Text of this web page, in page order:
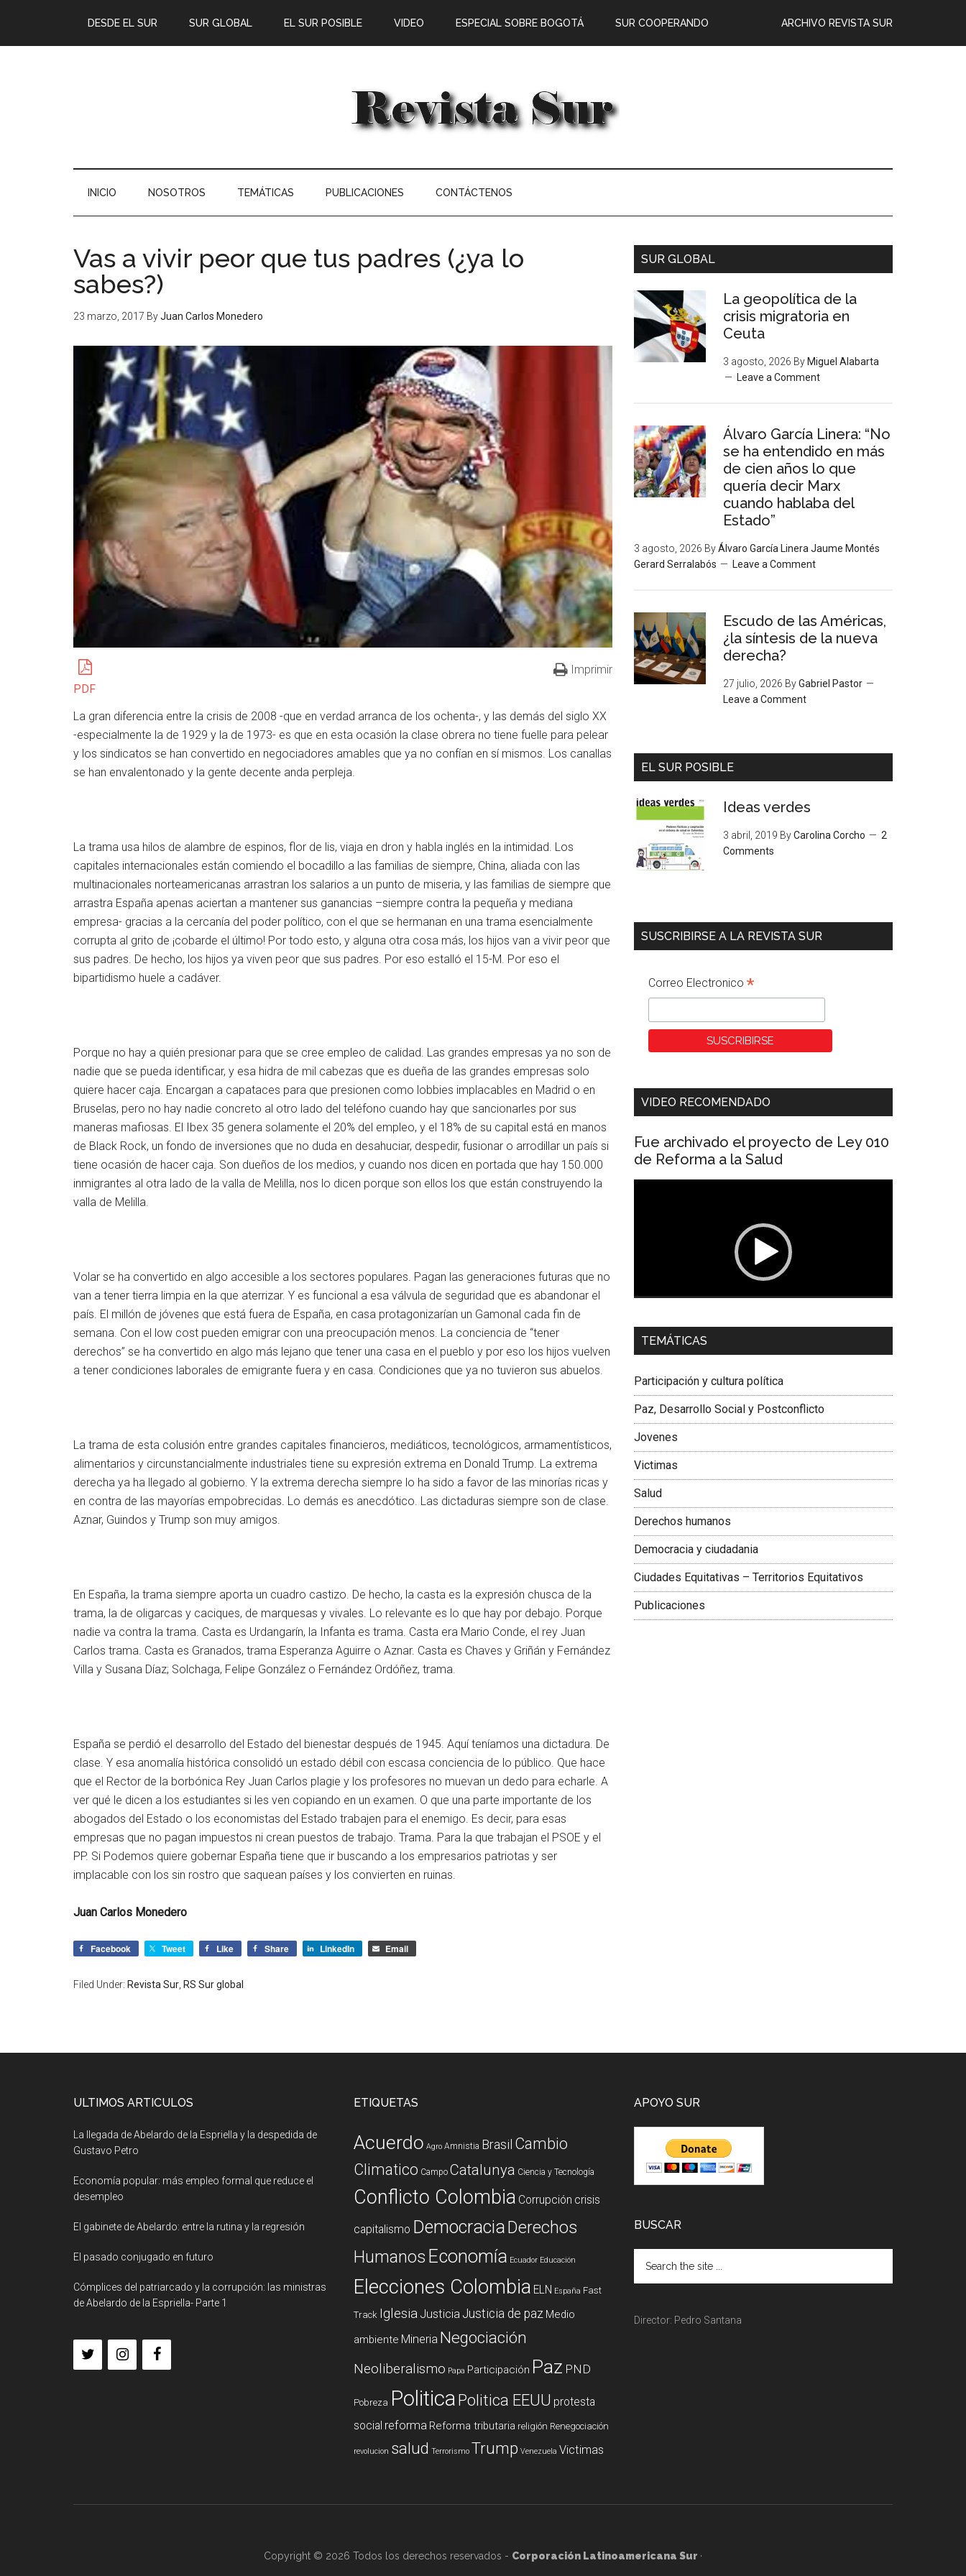
DESDE EL SUR SUR GLOBAL EL SUR POSIBLE ARCHIVO REVISTA SUR
VIDEO ESPECIAL SOBRE BOGOTÁ SUR COOPERANDO
INICIO NOSOTROS TEMÁTICAS PUBLICACIONES CONTÁCTENOS
Vas a vivir peor que tus padres (¿ya lo
sabes?)
23 marzo, 2017 ByJuan Carlos Monedero
PDF
Imprimir
La gran diferencia entre la crisis de 2008 -que en verdad arranca de los ochenta-, y las demás del siglo XX
-especialmente la de 1929 y la de 1973- es que en esta ocasión la clase obrera no tiene fuelle para pelear
y los sindicatos se han convertido en negociadores amables que ya no confían en sí mismos. Los canallas
se han envalentonado y la gente decente anda perpleja.
La trama usa hilos de alambre de espinos, flor de lis, viaja en dron y habla inglés en la intimidad. Los
capitales internacionales están comiendo el bocadillo a las familias de siempre, China, aliada con las
multinacionales norteamericanas arrastran los salarios a un punto de miseria, y las familias de siempre que
arrastra España apenas aciertan a mantener sus ganancias –siempre contra la pequeña y mediana
empresa- gracias a la cercanía del poder político, con el que se hermanan en una trama esencialmente
corrupta al grito de ¡cobarde el último! Por todo esto, y alguna otra cosa más, los hijos van a vivir peor que
sus padres. De hecho, los hijos ya viven peor que sus padres. Por eso estalló el 15-M. Por eso el
bipartidismo huele a cadáver.
Porque no hay a quién presionar para que se cree empleo de calidad. Las grandes empresas ya no son de
nadie que se pueda identificar, y esa hidra de mil cabezas que es dueña de las grandes empresas solo
quiere hacer caja. Encargan a capataces para que presionen como lobbies implacables en Madrid o en
Bruselas, pero no hay nadie concreto al otro lado del teléfono cuando hay que sancionarles por sus
maneras mafiosas. El Ibex 35 genera solamente el 20% del empleo, y el 18% de su capital está en manos
de Black Rock, un fondo de inversiones que no duda en desahuciar, despedir, fusionar o arrodillar un país si
tiene ocasión de hacer caja. Son dueños de los medios, y cuando nos dicen en portada que hay 150.000
inmigrantes al otra lado de la valla de Melilla, nos lo dicen porque son ellos los que están construyendo la
valla de Melilla.
Volar se ha convertido en algo accesible a los sectores populares. Pagan las generaciones futuras que no
van a tener tierra limpia en la que aterrizar. Y es funcional a esa válvula de seguridad que es abandonar el
país. El millón de jóvenes que está fuera de España, en casa protagonizarían un Gamonal cada fin de
semana. Con el low cost pueden emigrar con una preocupación menos. La conciencia de “tener
derechos” se ha convertido en algo más lejano que tener una casa en el pueblo y por eso los hijos vuelven
a tener condiciones laborales de emigrante fuera y en casa. Condiciones que ya no tuvieron sus abuelos.
La trama de esta colusión entre grandes capitales financieros, mediáticos, tecnológicos, armamentísticos,
alimentarios y circunstancialmente industriales tiene su expresión extrema en Donald Trump. La extrema
derecha ya ha llegado al gobierno. Y la extrema derecha siempre lo ha sido a favor de las minorías ricas y
en contra de las mayorías empobrecidas. Lo demás es anecdótico. Las dictaduras siempre son de clase.
Aznar, Guindos y Trump son muy amigos.
En España, la trama siempre aporta un cuadro castizo. De hecho, la casta es la expresión chusca de la
trama, la de oligarcas y caciques, de marquesas y vivales. Lo relevante es lo que hay por debajo. Porque
nadie va contra la trama. Casta es Urdangarín, la Infanta es trama. Casta era Mario Conde, el rey Juan
Carlos trama. Casta es Granados, trama Esperanza Aguirre o Aznar. Casta es Chaves y Griñán y Fernández
Villa y Susana Díaz; Solchaga, Felipe González o Fernández Ordóñez, trama.
España se perdió el desarrollo del Estado del bienestar después de 1945. Aquí teníamos una dictadura. De
clase. Y esa anomalía histórica consolidó un estado débil con escasa conciencia de lo público. Que hace
que el Rector de la borbónica Rey Juan Carlos plagie y los profesores no muevan un dedo para echarle. A
ver qué le dicen a los estudiantes si les ven copiando en un examen. O que una parte importante de los
abogados del Estado o los economistas del Estado trabajen para el enemigo. Es decir, para esas
empresas que no pagan impuestos ni crean puestos de trabajo. Trama. Para la que trabajan el PSOE y el
PP. Si Podemos quiere gobernar España tiene que ir buscando a los empresarios patriotas y ser
implacable con los sin rostro que saquean países y los convierten en ruinas.
Juan Carlos Monedero
Facebook Tweet Like Share LinkedIn Email
Filed Under: Revista Sur RS Sur global
SUR GLOBAL
La geopolítica de la
crisis migratoria en
Ceuta
3 agosto, 2026 By Miguel Alabarta
Leave a Comment
Álvaro García Linera: “No
se ha entendido en más
de cien años lo que
quería decir Marx
cuando hablaba del
Estado”
3 agosto, 2026 ByÁlvaro García Linera Jaume Montés
Gerard Serralabós
Leave a Comment
Escudo de las Américas,
¿la síntesis de la nueva
derecha?
27 julio, 2026 ByGabriel Pastor
Leave a Comment
EL SUR POSIBLE
Ideas verdes
3 abril, 2019 ByCarolina Corcho
2
Comments
SUSCRIBIRSE A LA REVISTA SUR
Correo Electronico *
VIDEO RECOMENDADO
Fue archivado el proyecto de Ley 010
de Reforma a la Salud
Dra. Carolina Corcho Mejía,
Latinoamericana Sur, Vicepresidenta Federación
TEMÁTICAS
Participación y cultura política
Paz, Desarrollo Social y Postconflicto
Jovenes
Victimas
Salud
Derechos humanos
Democracia y ciudadania
Ciudades Equitativas – Territorios Equitativos
Publicaciones
ULTIMOS ARTICULOS
La llegada de Abelardo de la Espriella y la despedida de
Gustavo Petro
Economía popular: más empleo formal que reduce el
desempleo
El gabinete de Abelardo: entre la rutina y la regresión
El pasado conjugado en futuro
Cómplices del patriarcado y la corrupción: las ministras
de Abelardo de la Espriella- Parte 1
ETIQUETAS
Acuerdo Agro Amnistia Brasil Cambio
Climatico Campo Catalunya Ciencia y Tecnología
Conflicto Colombia Corrupción crisis
capitalismo DemocraciaDerechos
Humanos Economía Ecuador Educación
Elecciones Colombia ELN España Fast
Track Iglesia Justicia Justicia de paz Medio
ambiente Mineria Negociación
Neoliberalismo Papa Participación Paz PND
Pobreza PoliticaPolitica EEUU protesta
social reforma Reforma tributaria religión Renegociación
revolucion salud Terrorismo Trump Venezuela Victimas
APOYO SUR
BUSCAR
Director: Pedro Santana
Copyright © 2026 Todos los derechos reservados - Corporación Latinoamericana Sur ·